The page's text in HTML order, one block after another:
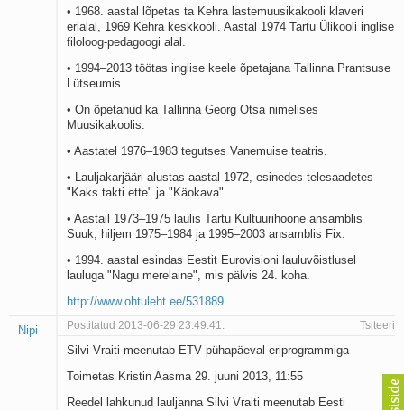
• 1968. aastal lõpetas ta Kehra lastemuusikakooli klaveri
erialal, 1969 Kehra keskkooli. Aastal 1974 Tartu Ülikooli inglise
filoloog-pedagoogi alal.
• 1994–2013 töötas inglise keele õpetajana Tallinna Prantsuse
Lütseumis.
• On õpetanud ka Tallinna Georg Otsa nimelises
Muusikakoolis.
• Aastatel 1976–1983 tegutses Vanemuise teatris.
• Lauljakarjääri alustas aastal 1972, esinedes telesaadetes
"Kaks takti ette" ja "Käokava".
• Aastail 1973–1975 laulis Tartu Kultuurihoone ansamblis
Suuk, hiljem 1975–1984 ja 1995–2003 ansamblis Fix.
• 1994. aastal esindas Eestit Eurovisioni lauluvõistlusel
lauluga "Nagu merelaine", mis pälvis 24. koha.
http://www.ohtuleht.ee/531889
Nipi Postitatud 2013-06-29 23:49:41. Tsiteeri
Silvi Vraiti meenutab ETV pühapäeval eriprogrammiga
Toimetas Kristin Aasma 29. juuni 2013, 11:55
Reedel lahkunud lauljanna Silvi Vraiti meenutab Eesti